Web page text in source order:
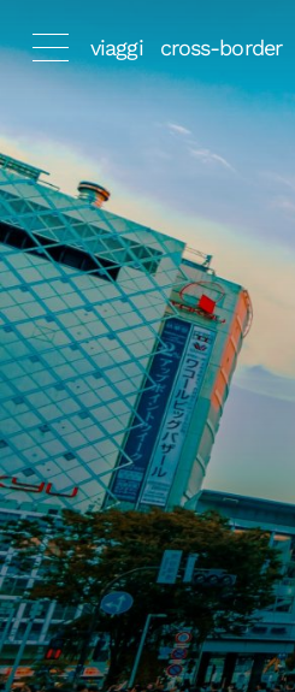
viaggi cross-border